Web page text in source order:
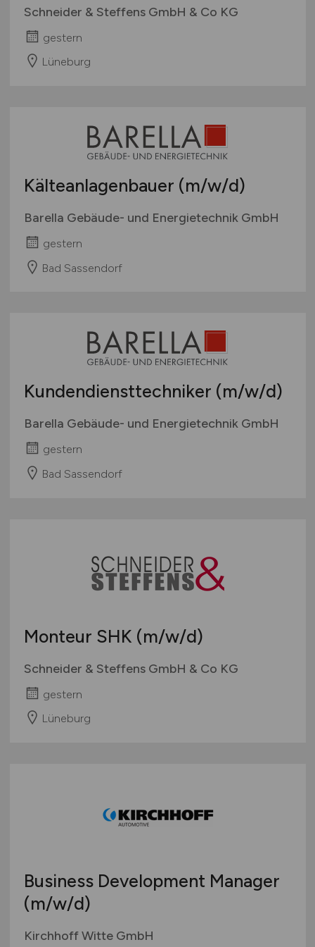
Schneider & Steffens GmbH & Co KG
gestern
Lüneburg
Kälteanlagenbauer (m/w/d)
Barella Gebäude- und Energietechnik GmbH
gestern
Bad Sassendorf
Kundendiensttechniker (m/w/d)
Barella Gebäude- und Energietechnik GmbH
gestern
Bad Sassendorf
Monteur SHK (m/w/d)
Schneider & Steffens GmbH & Co KG
gestern
Lüneburg
Business Development Manager
(m/w/d)
Kirchhoff Witte GmbH